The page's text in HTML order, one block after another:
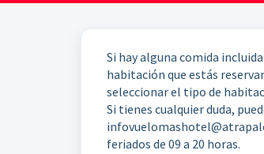
Si hay alguna comida
habitación que estás
seleccionar el tipo de
Si tienes cualquier duda,
feriados de 09 a 20 horas.